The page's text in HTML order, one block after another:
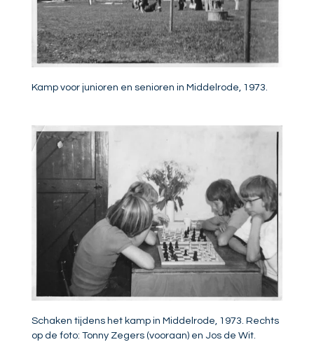
Kamp voor junioren en senioren in Middelrode, 1973.
Schaken tijdens het kamp in Middelrode, 1973. Rechts
op de foto: Tonny Zegers (vooraan) en Jos de Wit.